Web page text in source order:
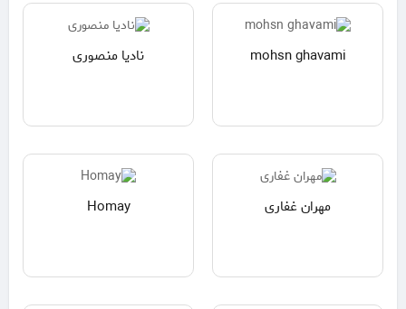
mohsn ghavami نادیا منصوری
مهران غفاری Homay